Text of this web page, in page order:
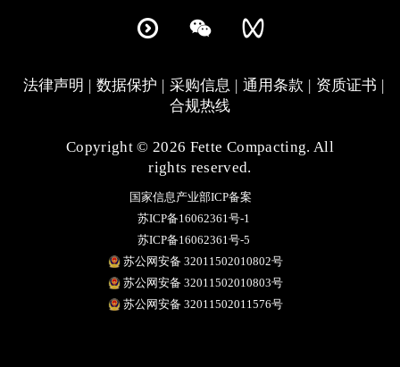
法律声明 数据保护 采购信息 通用条款
资质证书
合规热线
Copyright © 2026 Fette Compacting. All
rights reserved.
国家信息产业部ICP备案
苏ICP备16062361号-1
苏ICP备16062361号-5
苏公网安备 32011502010802号
苏公网安备 32011502010803号
苏公网安备 32011502011576号